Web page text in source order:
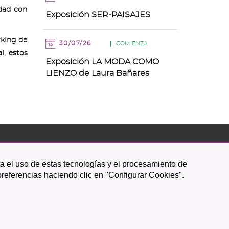
el uso de estas tecnologías y el procesamiento de
haciendo clic en "Configurar Cookies".
con
de
estos
Exposición SER-PAISAJES
30/07/26 COMIENZA
Exposición LA MODA COMO
LIENZO de Laura Bañares
circular
de
Icono
circular
de
Icono
circular
de